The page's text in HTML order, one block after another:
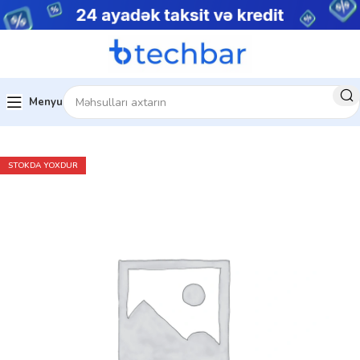
Menyu
Ev Kompüter aksesuarları
STOKDA YOXDUR